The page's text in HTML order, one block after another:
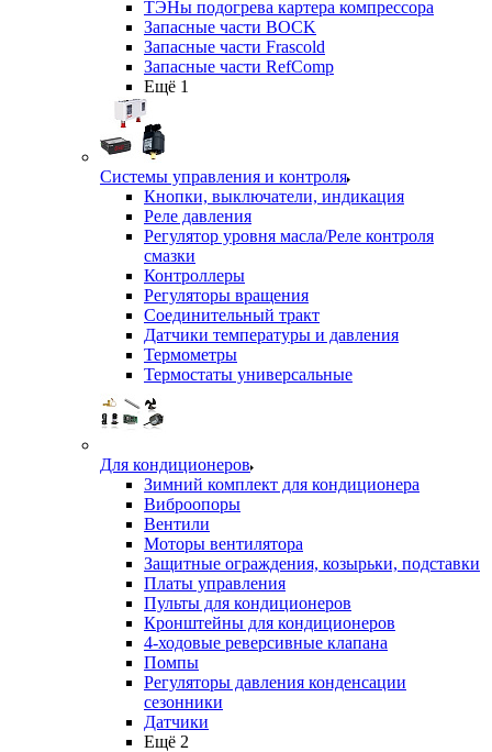
ТЭНы подогрева картера компрессора
Запасные части BOCK
Запасные части Frascold
Запасные части RefComp
Ещё 1
Системы управления и контроля
Кнопки, выключатели, индикация
Реле давления
Регулятор уровня масла/Реле контроля
смазки
Контроллеры
Регуляторы вращения
Соединительный тракт
Датчики температуры и давления
Термометры
Термостаты универсальные
Для кондиционеров
Зимний комплект для кондиционера
Виброопоры
Вентили
Моторы вентилятора
Защитные ограждения, козырьки, подставки
Платы управления
Пульты для кондиционеров
Кронштейны для кондиционеров
4-ходовые реверсивные клапана
Помпы
Регуляторы давления конденсации
сезонники
Датчики
Ещё 2